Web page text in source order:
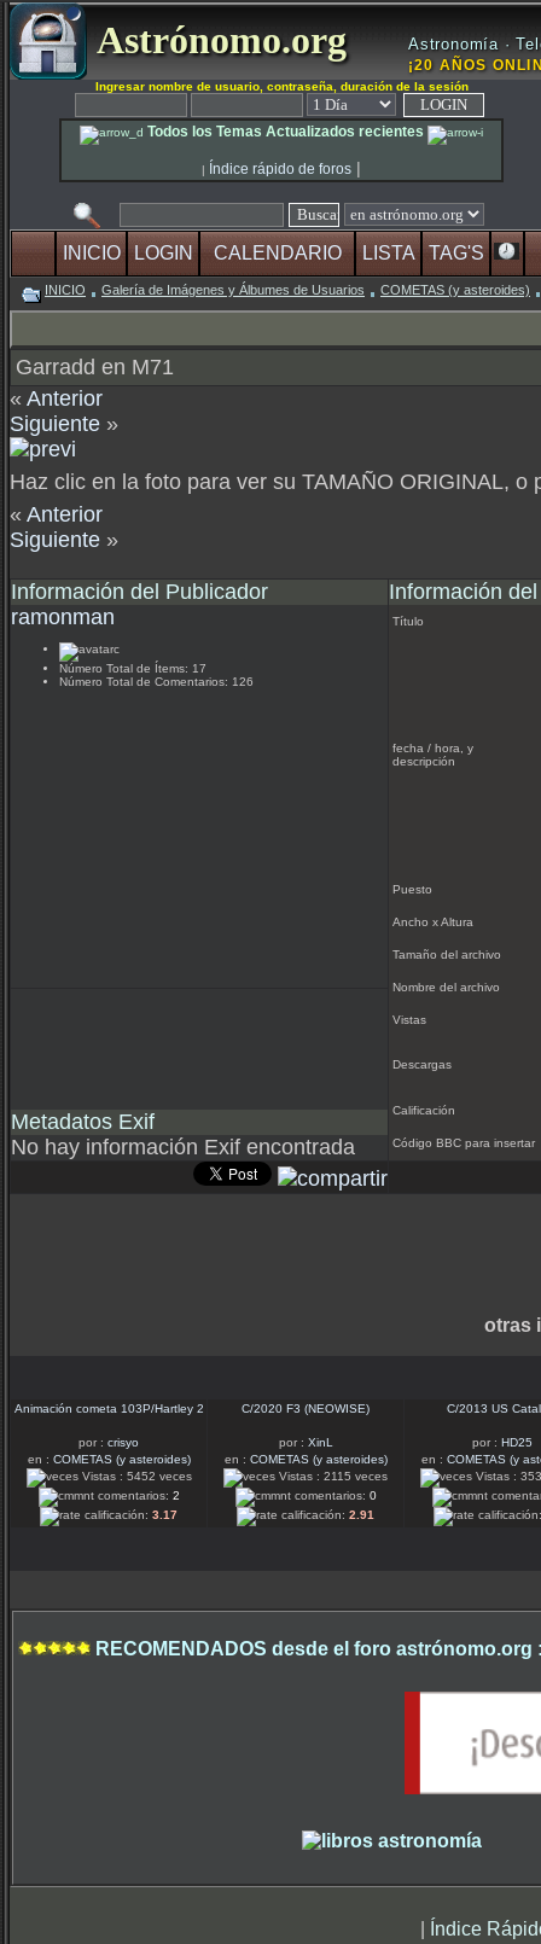
Astrónomo.org Astronomía ·
¡20 AÑOS
Ingresar nombre de usuario, contraseña, duración de la sesión
Todos los Temas Actualizados recientes
| Índice rápido de foros |
INICIO LOGIN CALENDARIO LISTA TAG'S
INICIO Galería de Imágenes y Álbumes de Usuarios COMETAS (y asteroides)
Garradd en M71
« Anterior
Siguiente »
Haz clic en la foto para ver su TAMAÑO ORIGINAL, o
« Anterior
Siguiente »
Información del Publicador
ramonman
Número Total de Ítems: 17
Número Total de Comentarios: 126
Información
Título
fecha / hora, y
descripción
Puesto
Ancho x Altura
Tamaño del archivo
Nombre del archivo
Vistas
Descargas
Calificación
Código BBC para insertar
Metadatos Exif
No hay información Exif encontrada
otras
Animación cometa 103P/Hartley 2
por : crisyo
en : COMETAS (y asteroides)
Vistas : 5452 veces
comentarios: 2
calificación: 3.17
C/2020 F3 (NEOWISE)
por : XinL
en : COMETAS (y asteroides)
Vistas : 2115 veces
comentarios: 0
calificación: 2.91
C/2013 US
por : HD25
en : COMETAS (y
Vistas :
RECOMENDADOS desde el foro astrónomo.org
| Índice